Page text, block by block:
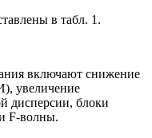
в табл. 1.
включают снижение
увеличение
дисперсии, блоки
F-волны.